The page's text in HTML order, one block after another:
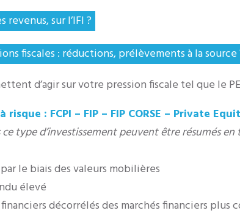
revenus, sur l’IFI ?
fiscales : réductions, prélèvements à la source
d’agir sur votre pression fiscale tel que le
: FCPI – FIP – FIP CORSE – Private
type d’investissement peuvent être résumés
le biais des valeurs mobilières
élevé
décorrélés des marchés financiers plus